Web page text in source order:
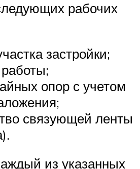
рабочих
застройки;
опор с учетом
связующей ленты
из указанных